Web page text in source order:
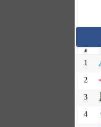
#
1
2
3
4